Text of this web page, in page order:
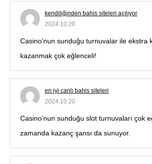
kendiliğinden bahis siteleri açılıyor
2024.10.20
Casino’nun sunduğu turnuvalar ile ekstra
kazanmak çok eğlenceli!
en iyi canlı bahis siteleri
2024.10.20
Casino’nun sunduğu slot turnuvaları çok
zamanda kazanç şansı da sunuyor.